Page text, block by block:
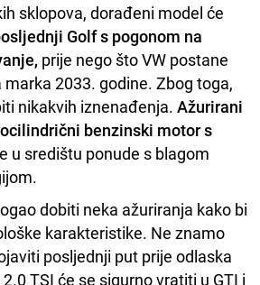
sklopova, dorađeni model će
Golf s pogonom na
prije nego što VW postane
2033. godine. Zbog toga,
nikakvih iznenađenja. Ažurirani
benzinski motor s
u središtu ponude s blagom
dobiti neka ažuriranja kako bi
karakteristike. Ne znamo
posljednji put prije odlaska
TSI će se sigurno vratiti u GTI i